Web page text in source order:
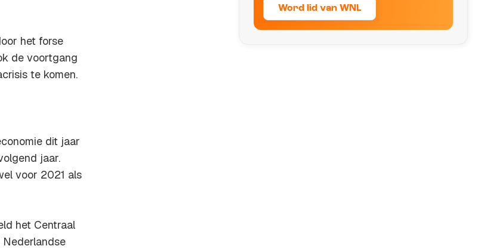
het forse
de voortgang
te komen.
dit jaar
jaar.
voor 2021 als
het Centraal
Word lid van WNL